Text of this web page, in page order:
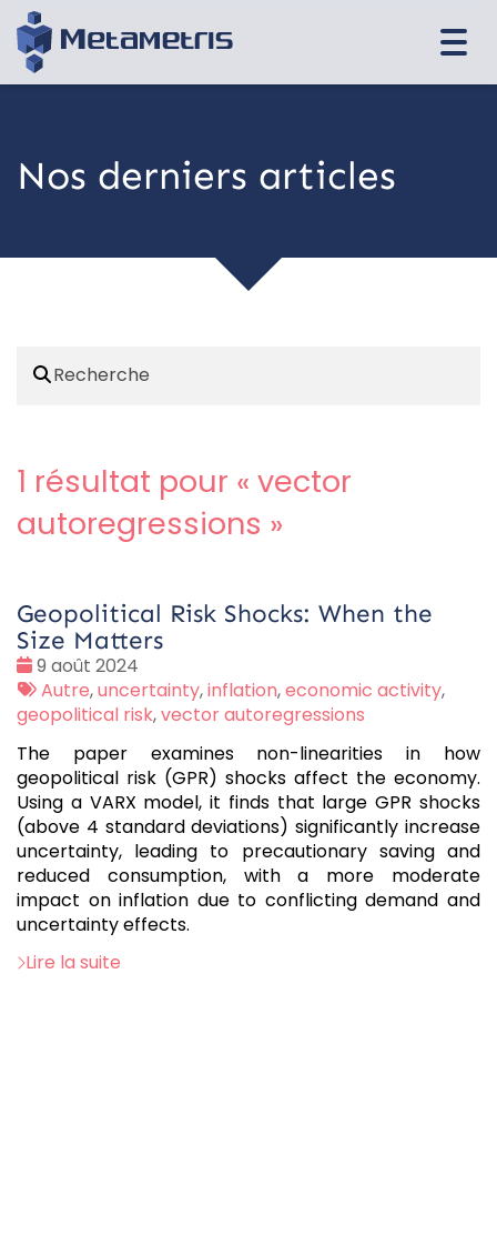
Nos derniers articles
1 résultat pour « vector
autoregressions »
Geopolitical Risk Shocks: When the
Size Matters
Date
:
9 août 2024
Tags
:
Autre,uncertainty,inflation,economic activity,
geopolitical risk,vector autoregressions
The paper examines non-linearities in how
geopolitical risk (GPR) shocks affect the economy.
Using a VARX model, it finds that large GPR shocks
(above 4 standard deviations) significantly increase
uncertainty, leading to precautionary saving and
reduced consumption, with a more moderate
impact on inflation due to conflicting demand and
uncertainty effects.
Lire la suite